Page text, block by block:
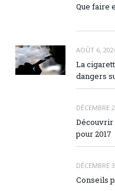
Que faire
AOÛT 6,
La
dangers
DÉCEMBRE
Découvrir
pour 2017
DÉCEMBRE
Conseils